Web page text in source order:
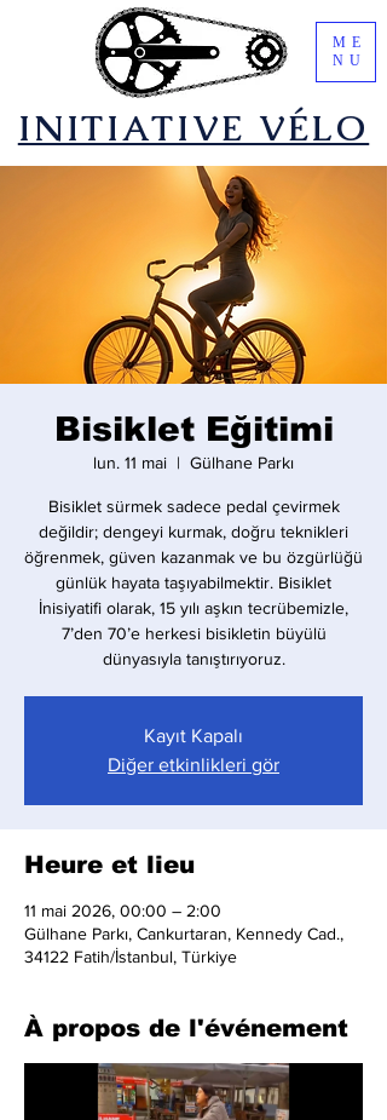
​INITIATIVE VÉLO
ME
NU
Bisiklet Eğitimi
lun. 11 mai
  |
Gülhane Parkı
Bisiklet sürmek sadece pedal çevirmek
değildir; dengeyi kurmak, doğru teknikleri
öğrenmek, güven kazanmak ve bu özgürlüğü
günlük hayata taşıyabilmektir. Bisiklet
İnisiyatifi olarak, 15 yılı aşkın tecrübemizle,
7’den 70’e herkesi bisikletin büyülü
dünyasıyla tanıştırıyoruz.
Kayıt Kapalı
Diğer etkinlikleri gör
Heure et lieu
11 mai 2026, 00:00 – 2:00
Gülhane Parkı, Cankurtaran, Kennedy Cad.,
34122 Fatih/İstanbul, Türkiye
À propos de l'événement